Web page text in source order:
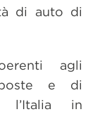
di auto di
agli
e di
l’Italia in